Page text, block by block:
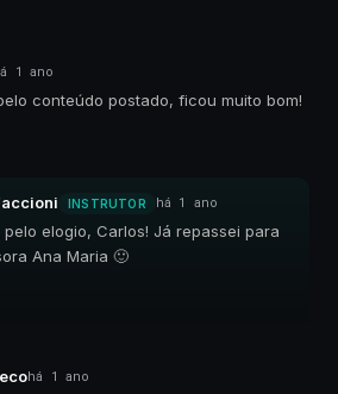
1 ano
conteúdo postado, ficou muito bom!
INSTRUTOR há 1 ano
pelo elogio, Carlos! Já repassei para
Ana Maria 🙂
há 1 ano